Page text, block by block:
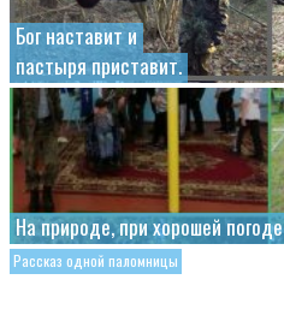
Бог наставит и
пастыря приставит.
На природе, при хорошей погоде
Рассказ одной паломницы